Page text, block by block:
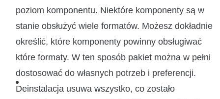
poziom komponentu. Niektóre komponenty są w
stanie obsłużyć wiele formatów. Możesz dokładnie
określić, które komponenty powinny obsługiwać
które formaty. W ten sposób pakiet można w pełni
dostosować do własnych potrzeb i preferencji.
Deinstalacja usuwa wszystko, co zostało